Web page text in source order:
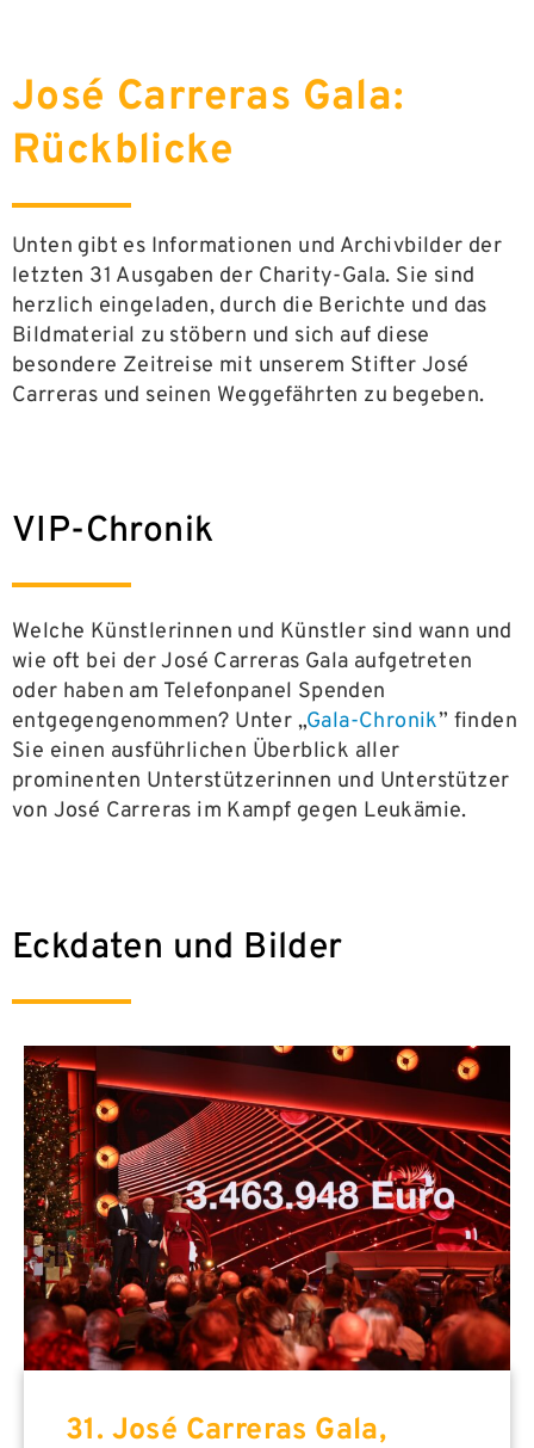
José Carreras Gala:
Rückblicke
Unten gibt es Informationen und Archivbilder der
letzten 31 Ausgaben der Charity-Gala. Sie sind
herzlich eingeladen, durch die Berichte und das
Bildmaterial zu stöbern und sich auf diese
besondere Zeitreise mit unserem Stifter José
Carreras und seinen Weggefährten zu begeben.
VIP-Chronik
Welche Künstlerinnen und Künstler sind wann und
wie oft bei der José Carreras Gala aufgetreten
oder haben am Telefonpanel Spenden
entgegengenommen? Unter „Gala-Chronik” finden
Sie einen ausführlichen Überblick aller
prominenten Unterstützerinnen und Unterstützer
von José Carreras im Kampf gegen Leukämie.
Eckdaten und Bilder
31. José Carreras Gala,